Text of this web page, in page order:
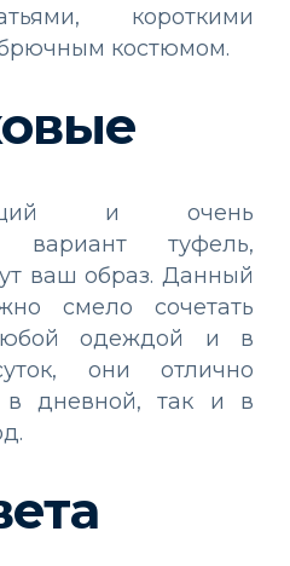
короткими
костюмом.
и очень
вариант туфель,
ваш образ. Данный
смело сочетать
одеждой и в
они отлично
в дневной, так и в